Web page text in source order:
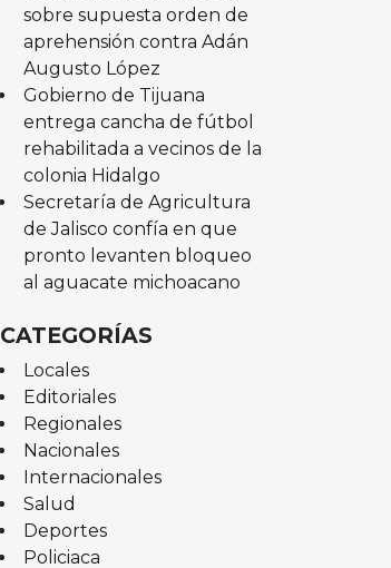
sobre supuesta orden de
aprehensión contra Adán
Augusto López
Gobierno de Tijuana
entrega cancha de fútbol
rehabilitada a vecinos de la
colonia Hidalgo
Secretaría de Agricultura
de Jalisco confía en que
pronto levanten bloqueo
al aguacate michoacano
CATEGORÍAS
Locales
Editoriales
Regionales
Nacionales
Internacionales
Salud
Deportes
Policiaca